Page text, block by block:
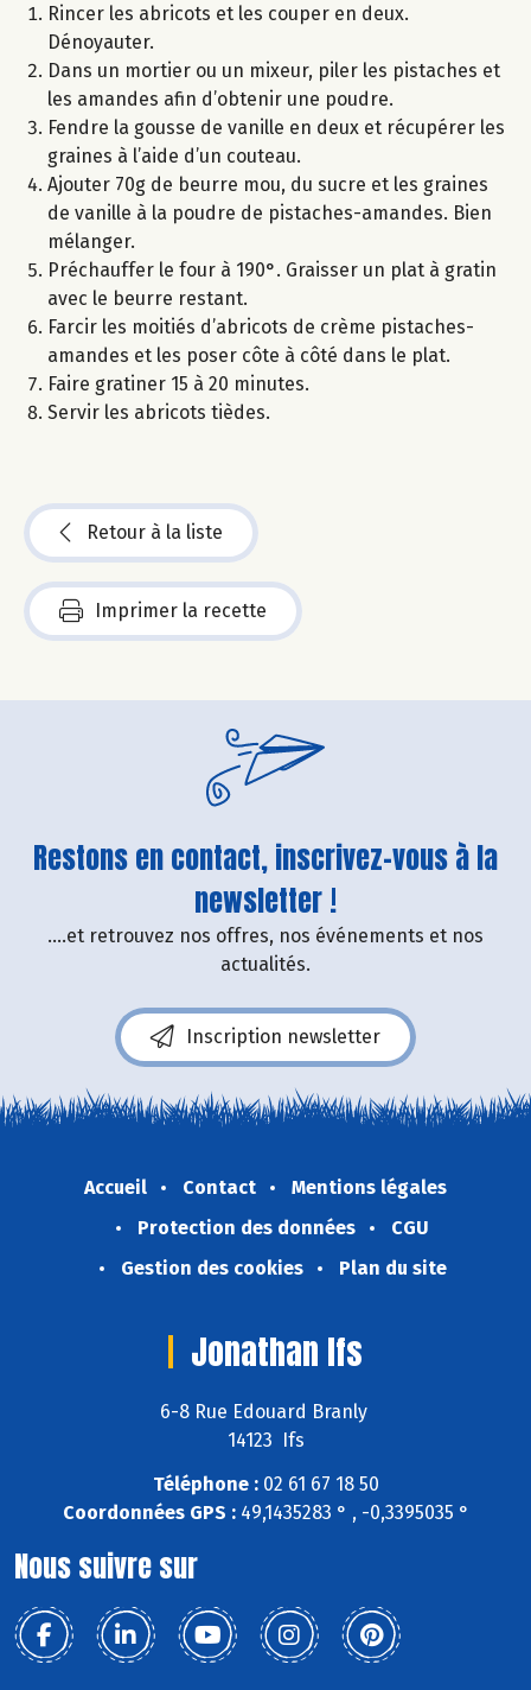
Rincer les abricots et les couper en deux.
Dénoyauter.
Dans un mortier ou un mixeur, piler les pistaches et
les amandes afin d’obtenir une poudre.
Fendre la gousse de vanille en deux et récupérer les
graines à l’aide d’un couteau.
Ajouter 70g de beurre mou, du sucre et les graines
de vanille à la poudre de pistaches-amandes. Bien
mélanger.
Préchauffer le four à 190°. Graisser un plat à gratin
avec le beurre restant.
Farcir les moitiés d’abricots de crème pistaches-
amandes et les poser côte à côté dans le plat.
Faire gratiner 15 à 20 minutes.
Servir les abricots tièdes.
Retour à la liste
Imprimer la recette
Restons en contact, inscrivez-vous à la
newsletter !
....et retrouvez nos offres, nos événements et nos
actualités.
Inscription newsletter
Accueil Contact
Mentions légales
Protection des données
CGU
Gestion des cookies
Plan du site
Jonathan Ifs
6-8 Rue Edouard Branly
14123 Ifs
Téléphone :02 61 67 18 50
Coordonnées GPS :49,1435283 ° , -0,3395035 °
Nous suivre sur